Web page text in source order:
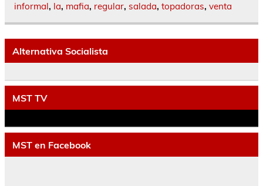
informal, la, mafia, regular, salada, topadoras, venta
Alternativa Socialista
MST TV
MST en Facebook